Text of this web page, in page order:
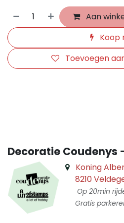
Aan
Koop
Toevoegen
Decoratie Coudenys
Koning
8210
Op 20min
Gratis